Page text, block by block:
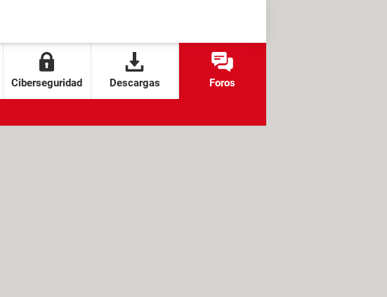
Ciberseguridad Descargas Foros